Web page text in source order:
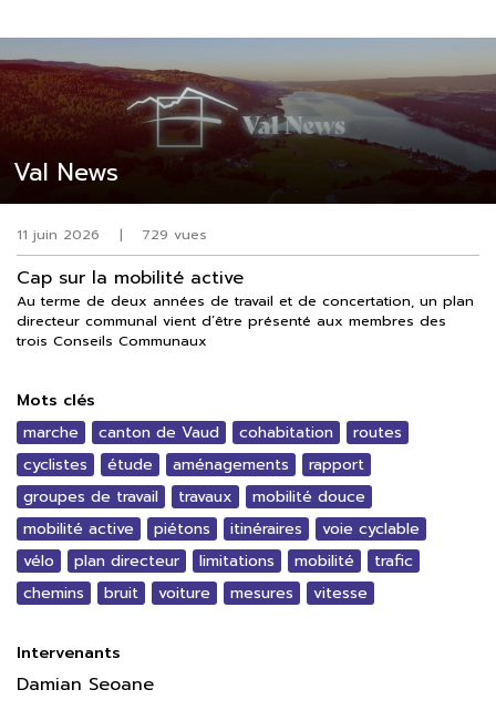
Val News
11 juin 2026 | 729 vues
Cap sur la mobilité active
Au terme de deux années de travail et de concertation, un plan
directeur communal vient d’être présenté aux membres des
trois Conseils Communaux
Mots clés
marche canton de Vaud cohabitation
routes
cyclistes
étude aménagements
rapport
groupes de travail
travaux
mobilité douce
mobilité active
piétons itinéraires
voie cyclable
vélo
plan directeur limitations mobilité
trafic
chemins
bruit voiture mesures vitesse
Intervenants
Damian Seoane